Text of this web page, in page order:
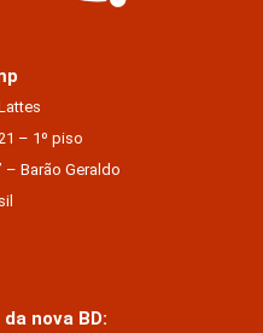
– 1º piso
– Barão Geraldo
nova BD: